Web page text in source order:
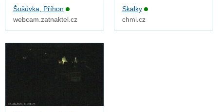
Šošůvka, Příhon
webcam.zatnaktel.cz
Skalky
chmi.cz